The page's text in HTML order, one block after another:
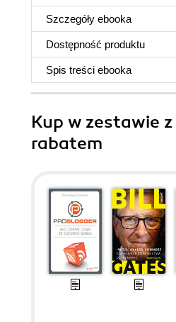
Szczegóły ebooka
Dostępność produktu
Spis treści ebooka
Kup w zestawie
rabatem